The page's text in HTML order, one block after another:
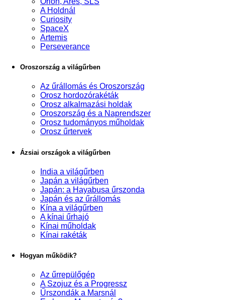
A Holdnál
Curiosity
SpaceX
Artemis
Perseverance
Oroszország a világűrben
Az űrállomás és Oroszország
Orosz hordozórakéták
Orosz alkalmazási holdak
Oroszország és a Naprendszer
Orosz tudományos műholdak
Orosz űrtervek
Ázsiai országok a világűrben
India a világűrben
Japán a világűrben
Japán: a Hayabusa űrszonda
Japán és az űrállomás
Kína a világűrben
A kínai űrhajó
Kínai műholdak
Kínai rakéták
Hogyan működik?
Az űrrepülőgép
A Szojuz és a Progressz
Űrszondák a Marsnál